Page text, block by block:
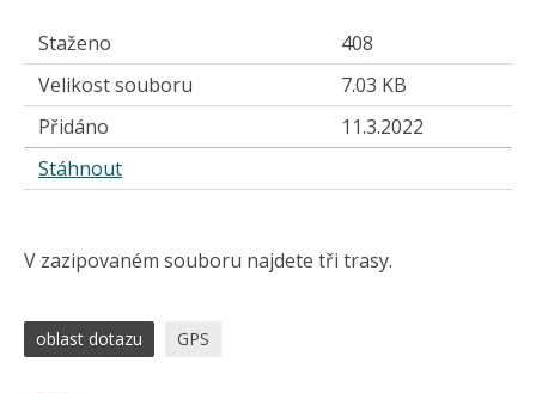
Staženo
408
Velikost souboru
7.03 KB
Přidáno
11.3.2022
Stáhnout
V zazipovaném souboru najdete tři trasy.
oblast dotazu GPS